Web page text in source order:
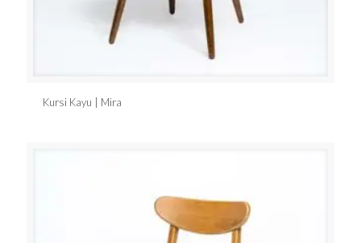
Kursi Kayu | Mira